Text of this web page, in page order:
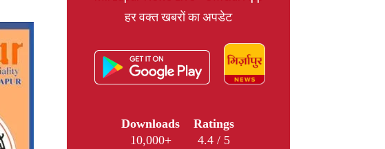
हर वक्त खबरों का अपडेट
Downloads
10,000+
Ratings
4.4 / 5